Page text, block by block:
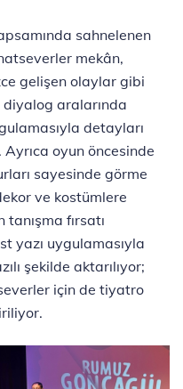
sahnelenen
mekân,
gelişen olaylar gibi
aralarında
detayları
oyun öncesinde
sayesinde görme
ve kostümlere
fırsatı
yazı uygulamasıyla
şekilde aktarılıyor;
için de tiyatro